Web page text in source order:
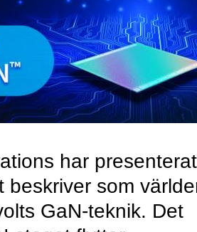
har presenterat
beskriver som
GaN-teknik. Det